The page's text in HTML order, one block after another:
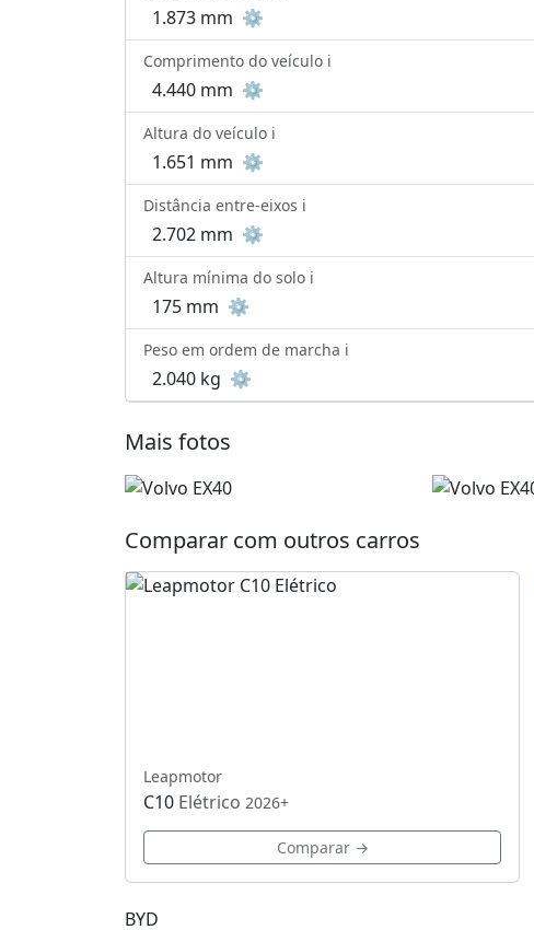
1.873 mm ⚙️
Comprimento do veículo ℹ️
4.440 mm ⚙️
Altura do veículo ℹ️
1.651 mm ⚙️
Distância entre-eixos ℹ️
2.702 mm ⚙️
Altura mínima do solo ℹ️
175 mm ⚙️
Peso em ordem de marcha ℹ️
2.040 kg ⚙️
Mais fotos
Comparar com outros carros
Leapmotor
C10 Elétrico 2026+
Comparar →
BYD